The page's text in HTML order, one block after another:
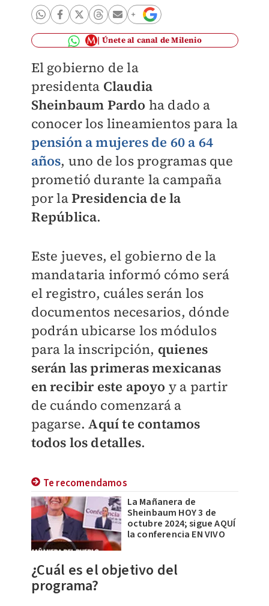
Únete al canal de Milenio
El gobierno de la
presidenta Claudia
Sheinbaum Pardo ha dado a
conocer los lineamientos para la
pensión a mujeres de 60 a 64
años, uno de los programas que
prometió durante la campaña
por laPresidencia de la
República.
Este jueves, el gobierno de la
mandataria informó cómo será
el registro, cuáles serán los
documentos necesarios, dónde
podrán ubicarse los módulos
para la inscripción, quienes
serán las primeras mexicanas
en recibir este apoyo y a partir
de cuándo comenzará a
pagarse.Aquí te contamos
todos los detalles.
Te recomendamos
La Mañanera de
Sheinbaum HOY 3 de
octubre 2024; sigue AQUÍ
la conferencia EN VIVO
¿Cuál es el objetivo del
programa?